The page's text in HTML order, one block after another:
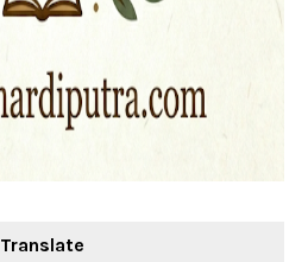
Translate